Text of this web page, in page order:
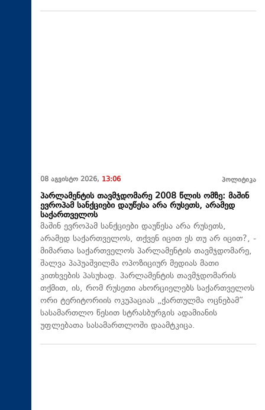
08 აგვისტო 2026, 13:06 პოლიტიკა
პარლამენტის თავმჯდომარე 2008 წლის ომზე: მაშინ
ევროპამ სანქციები დაუწესა არა რუსეთს, არამედ
საქართველოს
მაშინ ევროპამ სანქციები დაუწესა არა რუსეთს,
არამედ საქართველოს, თქვენ იცით ეს თუ არ იცით?, -
მიმართა საქართველოს პარლამენტის თავმჯდომარე,
შალვა პაპუაშვილმა ოპოზიციურ მედიას მათი
კითხვების პასუხად. პარლამენტის თავმჯდომარის
თქმით, ის, რომ რუსეთი ახორციელებს საქართველოს
ორი ტერიტორიის ოკუპაციას „ქართულმა ოცნებამ“
სასამართლო წესით სტრასბურგის ადამიანის
უფლებათა სასამართლოში დაამტკიცა.